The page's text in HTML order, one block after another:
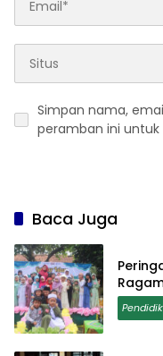
Simpan nama,
peramban ini
Baca Juga